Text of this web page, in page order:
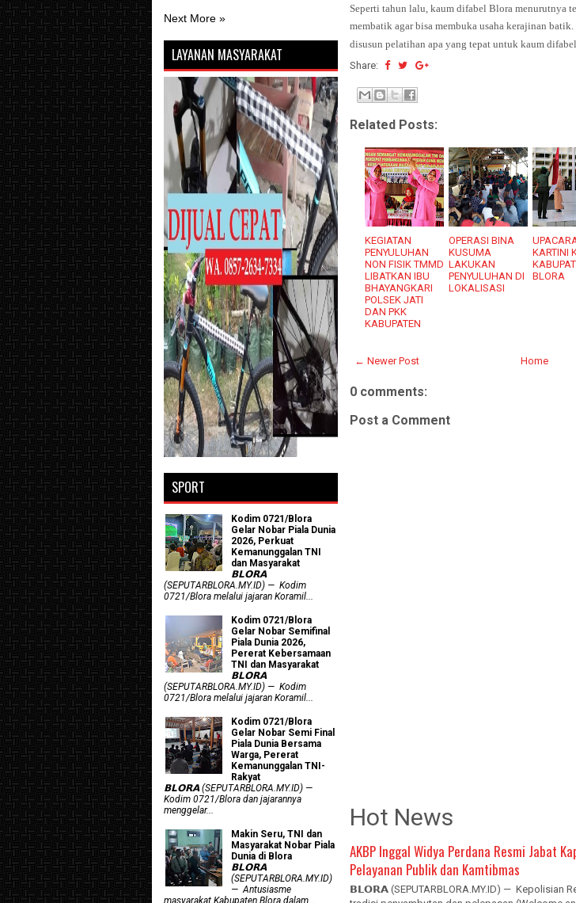
Seperti tahun lalu, kaum difabel Blora menurutnya
membatik agar bisa membuka usaha kerajinan
disusun pelatihan apa yang tepat untuk kaum difabel.
Share:
Related Posts:
KEGIATAN
PENYULUHAN
NON FISIK TMMD
LIBATKAN IBU
BHAYANGKARI
POLSEK JATI
DAN PKK
KABUPATEN
OPERASI BINA
KUSUMA
LAKUKAN
PENYULUHAN DI
LOKALISASI
KARTINI
BLORA
← Newer Post Home
0 comments:
Post a Comment
Hot News
AKBP Inggal Widya Perdana Resmi Jabat
Pelayanan Publik dan Kamtibmas
𝗕𝗟𝗢𝗥𝗔 (SEPUTARBLORA.MY.ID) — Kepolisian
Next More »
LAYANAN MASYARAKAT
SPORT
Kodim 0721/Blora
Gelar Nobar Piala Dunia
2026, Perkuat
Kemanunggalan TNI
dan Masyarakat
𝗕𝗟𝗢𝗥𝗔
(SEPUTARBLORA.MY.ID) — Kodim
0721/Blora melalui jajaran Koramil...
Kodim 0721/Blora
Gelar Nobar Semifinal
Piala Dunia 2026,
Pererat Kebersamaan
TNI dan Masyarakat
𝗕𝗟𝗢𝗥𝗔
(SEPUTARBLORA.MY.ID) — Kodim
0721/Blora melalui jajaran Koramil...
Kodim 0721/Blora
Gelar Nobar Semi Final
Piala Dunia Bersama
Warga, Pererat
Kemanunggalan TNI-
Rakyat
𝗕𝗟𝗢𝗥𝗔 (SEPUTARBLORA.MY.ID) —
Kodim 0721/Blora dan jajarannya
menggelar...
Makin Seru, TNI dan
Masyarakat Nobar Piala
Dunia di Blora
𝗕𝗟𝗢𝗥𝗔
(SEPUTARBLORA.MY.ID)
— Antusiasme
masyarakat Kabupaten Blora dalam...